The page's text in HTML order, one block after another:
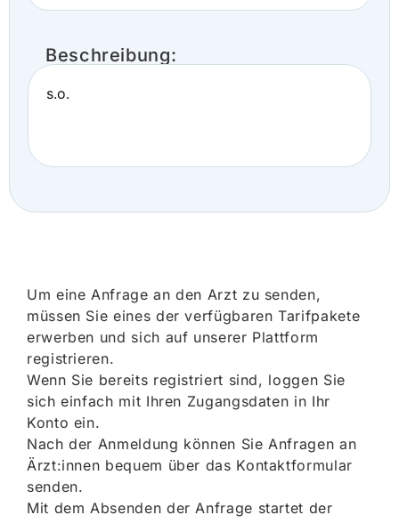
Beschreibung:
s.o.
Um eine Anfrage an den Arzt zu senden,
müssen Sie eines der verfügbaren Tarifpakete
erwerben und sich auf unserer Plattform
registrieren.
Wenn Sie bereits registriert sind, loggen Sie
sich einfach mit Ihren Zugangsdaten in Ihr
Konto ein.
Nach der Anmeldung können Sie Anfragen an
Ärzt:innen bequem über das Kontaktformular
senden.
Mit dem Absenden der Anfrage startet der